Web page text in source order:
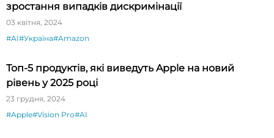
зростання випадків дискримінації
03 квітня, 2024
#AI#Україна#Amazon
Топ-5 продуктів, які виведуть Apple на новий
рівень у 2025 році
23 грудня, 2024
#Apple#Vision Pro#AI